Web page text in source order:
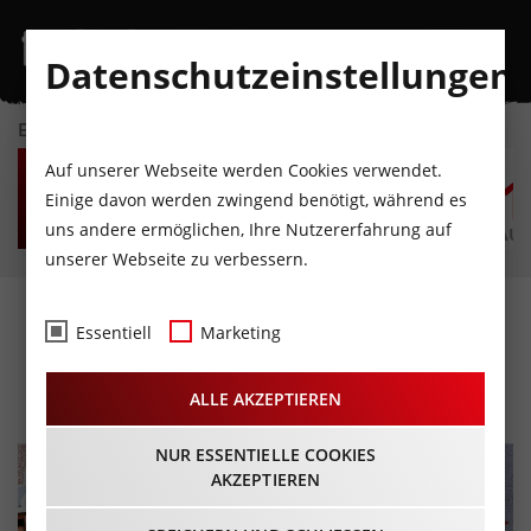
EVENTKALENDER
FR
7
AUGUST
SA
8
AUGUST
SO
9
AUGUST
MO
10
AUGUST
DI
11
AUGUST
Motorsporttage Seefeld
22.06.2024 - Beginn 08:00 Uhr
Datenschutzeinstellungen
Auf unserer Webseite werden Cookies verwendet.
Einige davon werden zwingend benötigt, während es
uns andere ermöglichen, Ihre Nutzererfahrung auf
unserer Webseite zu verbessern.
Essentiell Marketing
ALLE AKZEPTIEREN
NUR ESSENTIELLE COOKIES
AKZEPTIEREN